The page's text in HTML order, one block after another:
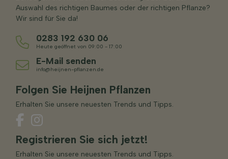
Auswahl des richtigen Baumes oder der richtigen Pflanze?
Wir sind für Sie da!
0283 192 630 06
Heute geöffnet von 09:00 - 17:00
E-Mail senden
info@heijnen-pflanzen.de
Folgen Sie Heijnen Pflanzen
Erhalten Sie unsere neuesten Trends und Tipps.
Registrieren Sie sich jetzt!
Erhalten Sie unsere neuesten Trends und Tipps.